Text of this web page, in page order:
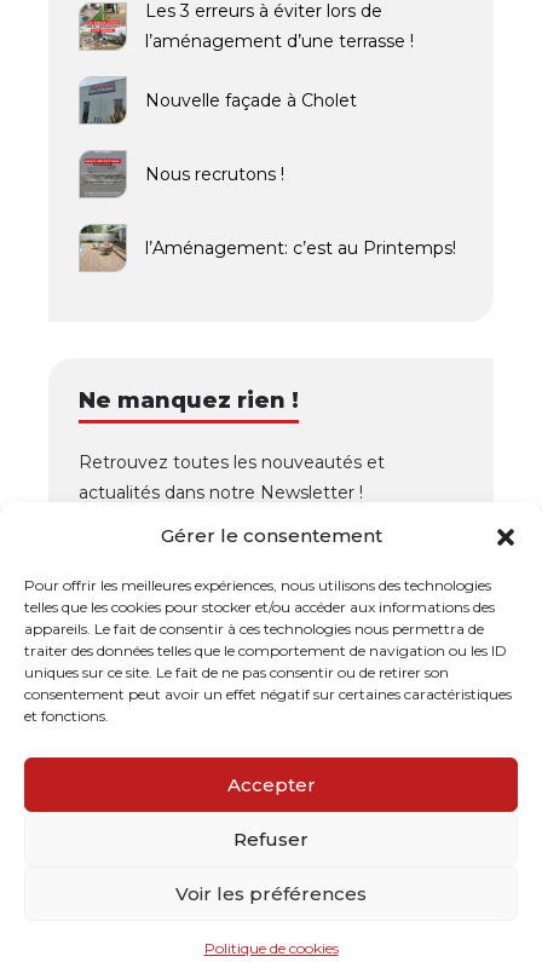
Gérer le consentement
Pour offrir les meilleures expériences, nous utilisons des technologies
telles que les cookies pour stocker et/ou accéder aux informations des
appareils. Le fait de consentir à ces technologies nous permettra de
traiter des données telles que le comportement de navigation ou les ID
uniques sur ce site. Le fait de ne pas consentir ou de retirer son
consentement peut avoir un effet négatif sur certaines caractéristiques
et fonctions.
Accepter
Refuser
Voir les préférences
Politique de cookies
Les 3 erreurs à éviter lors de
l’aménagement d’une terrasse !
Nouvelle façade à Cholet
Nous recrutons !
l’Aménagement: c’est au Printemps!
Ne manquez rien !
Retrouvez toutes les nouveautés et
actualités dans notre Newsletter !
OK
Politique de confidentialité